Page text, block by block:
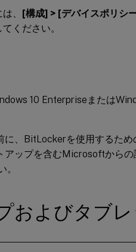
、 [構成] > [デバイスポリシ
ください。
10 Enterpriseまたは
、BitLockerを使用するた
ップを含むMicrosoftからの
。
およびタブ